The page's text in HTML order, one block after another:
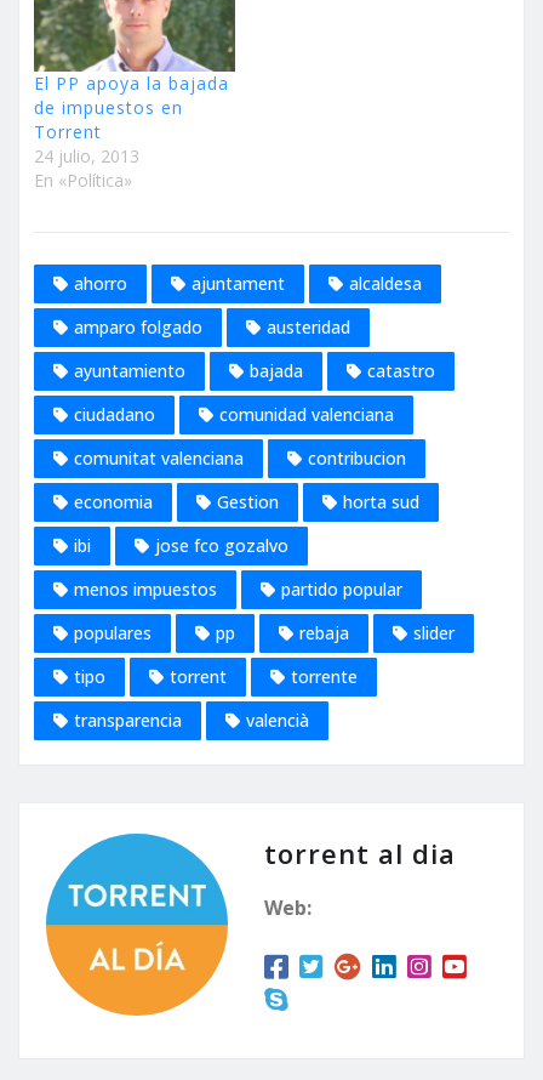
El PP apoya la bajada
de impuestos en
Torrent
24 julio, 2013
En «Política»
ahorro ajuntament
alcaldesa
amparo folgado
austeridad
ayuntamiento
bajada
catastro
ciudadano
comunidad valenciana
comunitat valenciana
contribucion
economia
Gestion
horta sud
ibi
jose fco gozalvo
menos impuestos
partido popular
populares
pp rebaja
slider
tipo
torrent
torrente
transparencia
valencià
torrent al dia
Web: